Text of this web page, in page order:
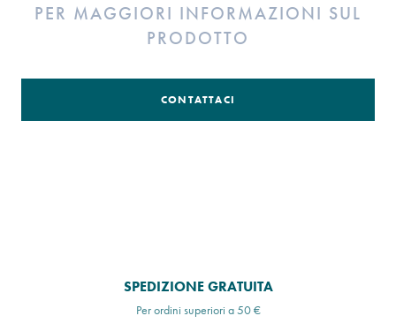
PER MAGGIORI INFORMAZIONI SUL
PRODOTTO
CONTATTACI
SPEDIZIONE GRATUITA
Per ordini superiori a 50 €